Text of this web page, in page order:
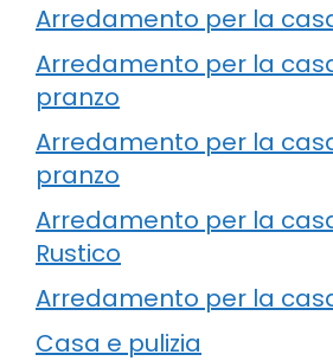
Arredamento per la
Arredamento per la
pranzo
Arredamento per la
pranzo
Arredamento per la
Rustico
Arredamento per la
Casa e pulizia